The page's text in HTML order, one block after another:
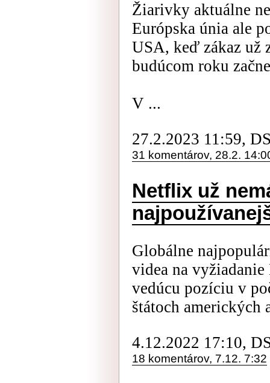
Žiarivky aktuálne
Európska únia ale
USA, keď zákaz už
budúcom roku
V ...
27.2.2023 11:59,
31 komentárov, 28.2.
Netflix už
Globálne
videa na
vedúcu pozíciu v
štátoch amerických
4.12.2022 17:10,
18 komentárov, 7.12. 7:32